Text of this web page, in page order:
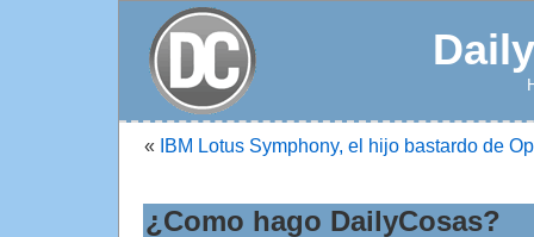
« IBM Lotus Symphony, el hijo bastardo de
¿Como hago DailyCosas?